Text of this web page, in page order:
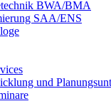
BWA/BMA
SAA/ENS
und